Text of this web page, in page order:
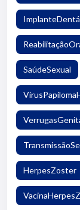
SaúdeSexual
HerpesZoster